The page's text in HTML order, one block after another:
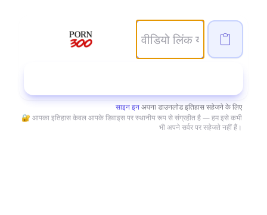
साइन इनअपना डाउनलोड इतिहास सहेजने के लिए
🔐 आपका इतिहास केवल आपके डिवाइस पर स्थानीय रूप से संग्रहीत है — हम इसे कभी
भी अपने सर्वर पर सहेजते नहीं हैं।